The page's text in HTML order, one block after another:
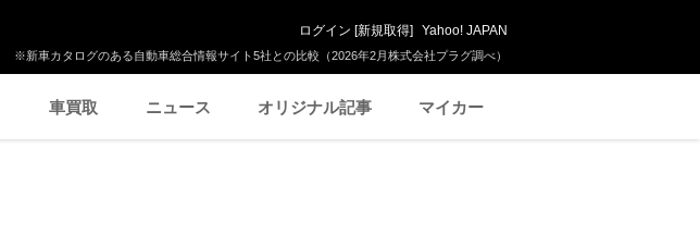
※新車カタログのある自動車総合情報サイト5社との比較（2026年2月株式会社プラグ調べ）
ログイン [新規取得] Yahoo! JAPAN
車買取 ニュース オリジナル記事 マイカー